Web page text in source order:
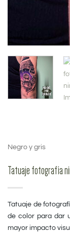
Negro y gris
Tatuaje fotografía
Tatuaje de
de color para dar
mayor impacto